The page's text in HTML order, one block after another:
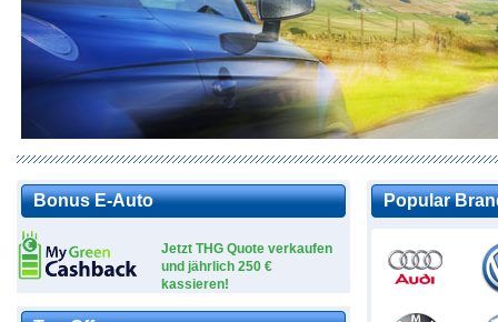
Bonus E-Auto
Jetzt THG Quote verkaufen
und jährlich 250 €
kassieren!
Popular